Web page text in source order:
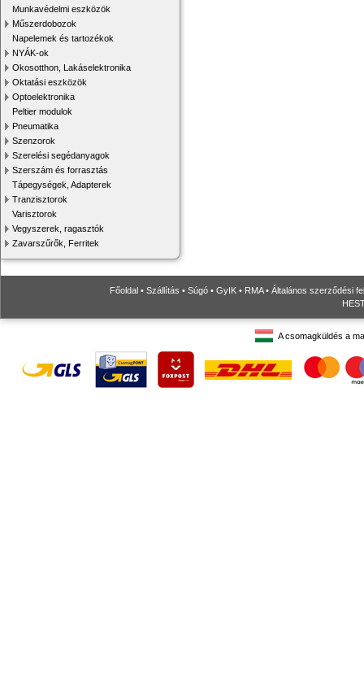
Munkavédelmi eszközök
Műszerdobozok
Napelemek és tartozékok
NYÁK-ok
Okosotthon, Lakáselektronika
Oktatási eszközök
Optoelektronika
Peltier modulok
Pneumatika
Szenzorok
Szerelési segédanyagok
Szerszám és forrasztás
Tápegységek, Adapterek
Tranzisztorok
Varisztorok
Vegyszerek, ragasztók
Zavarszűrők, Ferritek
Főoldal • Szállítás • Súgó • GyIK • RMA• Általános szerződési
A csomagküldés a